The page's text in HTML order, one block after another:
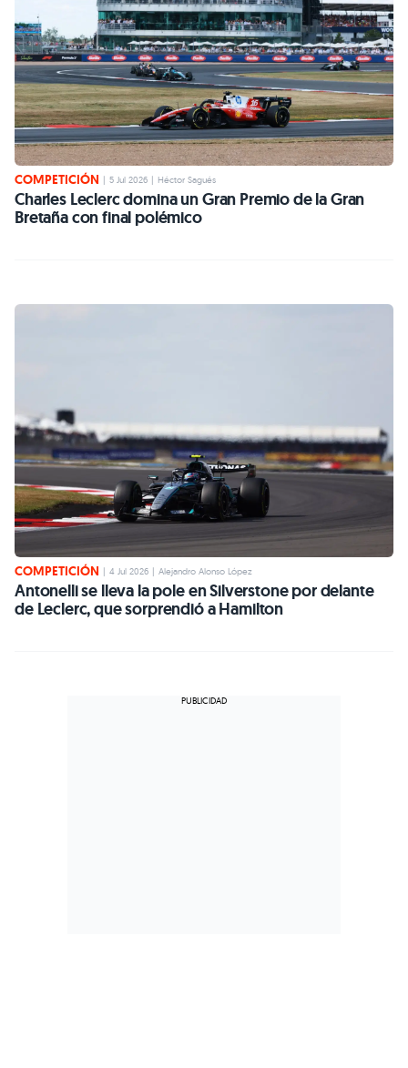
COMPETICIÓN | 5 Jul 2026 | Héctor Sagués
Charles Leclerc domina un Gran Premio de la Gran
Bretaña con final polémico
COMPETICIÓN | 4 Jul 2026 | Alejandro Alonso López
Antonelli se lleva la pole en Silverstone por delante
de Leclerc, que sorprendió a Hamilton